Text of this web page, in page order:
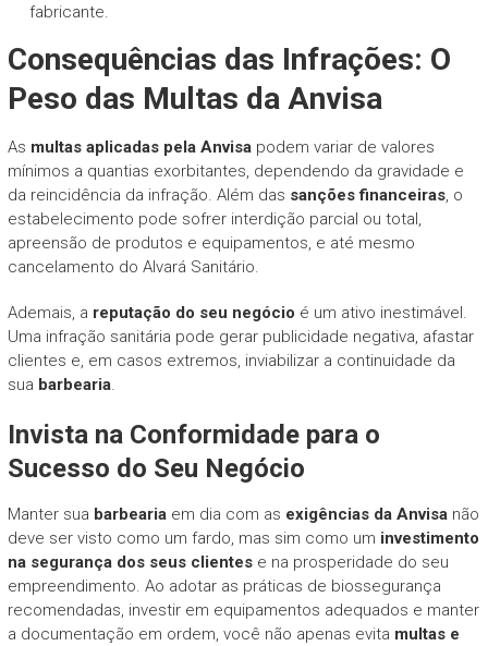
fabricante.
Consequências das Infrações: O
Peso das Multas da Anvisa
As multas aplicadas pela Anvisapodem variar de valores
mínimos a quantias exorbitantes, dependendo da gravidade e
da reincidência da infração. Além das sanções financeiras, o
estabelecimento pode sofrer interdição parcial ou total,
apreensão de produtos e equipamentos, e até mesmo
cancelamento do Alvará Sanitário.
Ademais, a reputação do seu negócio é um ativo inestimável.
Uma infração sanitária pode gerar publicidade negativa, afastar
clientes e, em casos extremos, inviabilizar a continuidade da
sua barbearia.
Invista na Conformidade para o
Sucesso do Seu Negócio
Manter sua barbeariaem dia com as exigências da Anvisanão
deve ser visto como um fardo, mas sim como um investimento
na segurança dos seus clientese na prosperidade do seu
empreendimento. Ao adotar as práticas de biossegurança
recomendadas, investir em equipamentos adequados e manter
a documentação em ordem, você não apenas evita multas e